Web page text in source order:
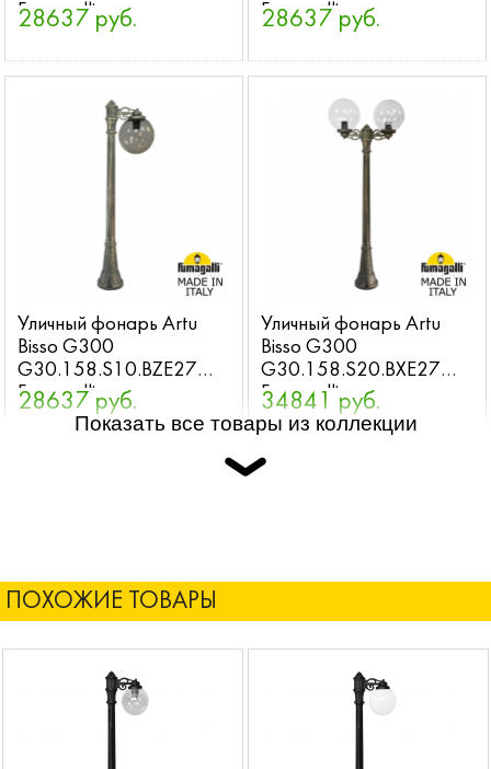
Fumagalli
28637 руб.
Fumagalli
28637 руб.
Уличный фонарь Artu
Bisso G300
G30.158.S10.BZE27
Fumagalli
28637 руб.
Уличный фонарь Artu
Bisso G300
G30.158.S20.BXE27
Fumagalli
34841 руб.
Показать все товары из коллекции
ПОХОЖИЕ ТОВАРЫ